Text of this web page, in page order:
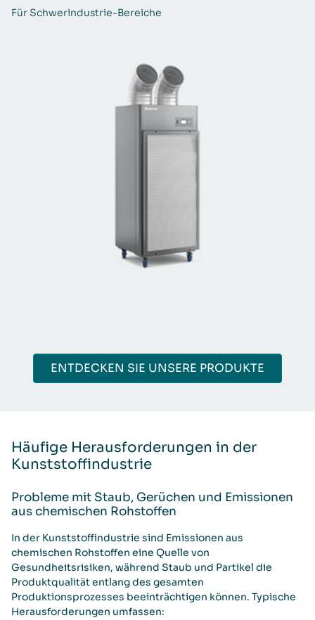
Für Schwerindustrie-Bereiche
ENTDECKEN SIE UNSERE PRODUKTE
Häufige Herausforderungen in der
Kunststoffindustrie
Probleme mit Staub, Gerüchen und Emissionen
aus chemischen Rohstoffen
In der Kunststoffindustrie sind Emissionen aus
chemischen Rohstoffen eine Quelle von
Gesundheitsrisiken, während Staub und Partikel die
Produktqualität entlang des gesamten
Produktionsprozesses beeinträchtigen können. Typische
Herausforderungen umfassen: